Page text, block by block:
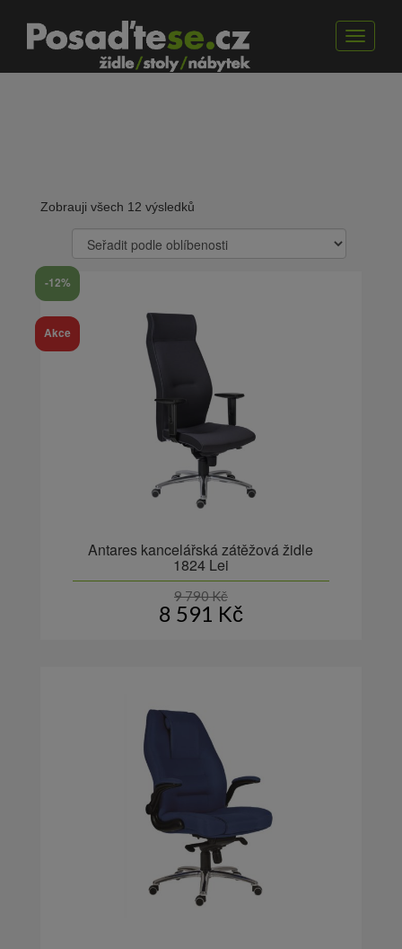
Toggle
Zobrauji všech 12 výsledků
-12%
Akce
Antares kancelářská zátěžová židle
1824 Lei
9 790Kč
8 591 Kč